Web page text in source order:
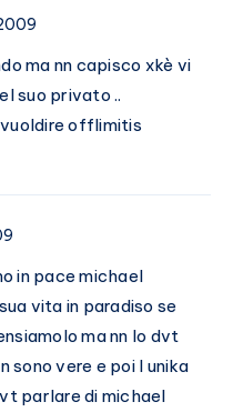
ma nn capisco xkè vi
suo privato ..
offlimitis
in pace michael
vita in paradiso se
ma nn lo dvt
sono vere e poi l unika
parlare di michael